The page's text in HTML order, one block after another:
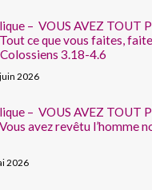
– VOUS AVEZ TOUT
ce que vous faites,
3.18-4.6
2026
– VOUS AVEZ TOUT
avez revêtu l’homme
2026